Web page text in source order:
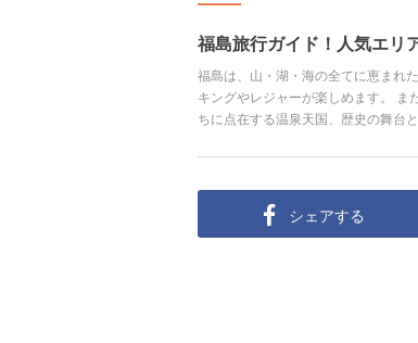
福島旅行ガイド！人気エリ
福島は、山・湖・海の全てに恵まれ
キングやレジャーが楽しめます。 ま
ちに点在する温泉天国、歴史の舞台
ット、アクセス、おすすめのホテル
シェアする